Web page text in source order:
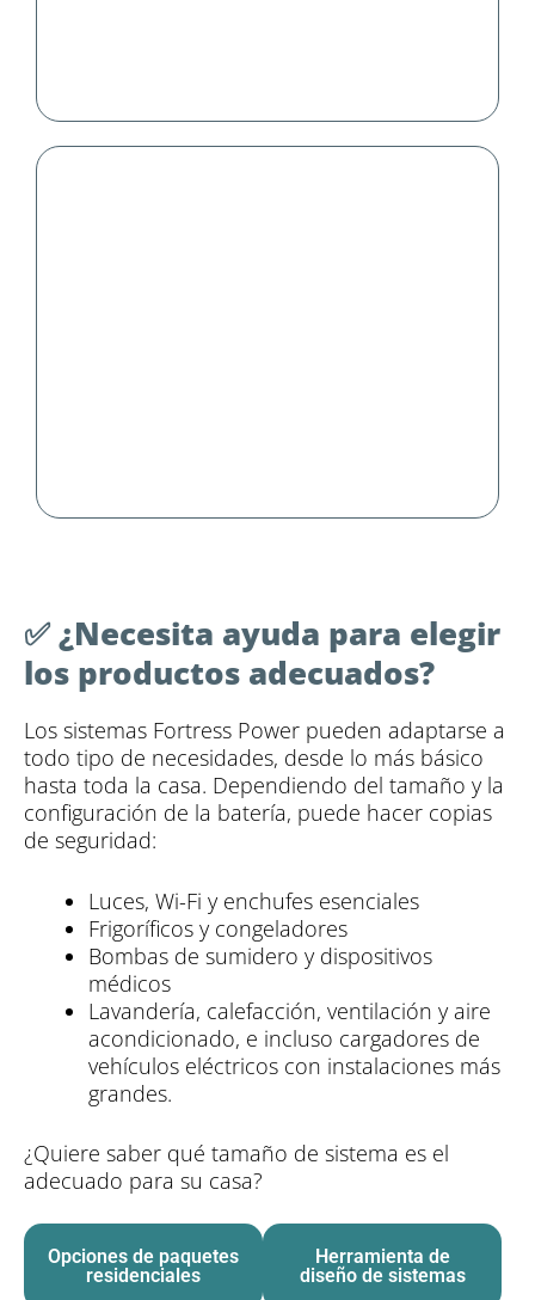
✅ ¿Necesita ayuda para elegir
los productos adecuados?
Los sistemas Fortress Power pueden adaptarse a
todo tipo de necesidades, desde lo más básico
hasta toda la casa. Dependiendo del tamaño y la
configuración de la batería, puede hacer copias
de seguridad:
Luces, Wi-Fi y enchufes esenciales
Frigoríficos y congeladores
Bombas de sumidero y dispositivos
médicos
Lavandería, calefacción, ventilación y aire
acondicionado, e incluso cargadores de
vehículos eléctricos con instalaciones más
grandes.
¿Quiere saber qué tamaño de sistema es el
adecuado para su casa?
Opciones de paquetes
residenciales
Herramienta de
diseño de sistemas